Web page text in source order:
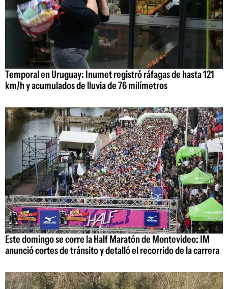
Temporal en Uruguay: Inumet registró ráfagas de hasta 121
km/h y acumulados de lluvia de 76 milímetros
Este domingo se corre la Half Maratón de Montevideo: IM
anunció cortes de tránsito y detalló el recorrido de la carrera